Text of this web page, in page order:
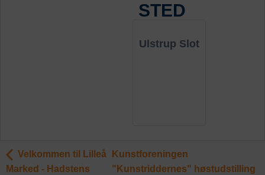
STED
Ulstrup Slot
Velkommen til Lilleå
Marked - Hadstens
Kunstforeningen
"Kunstriddernes" høstudstilling